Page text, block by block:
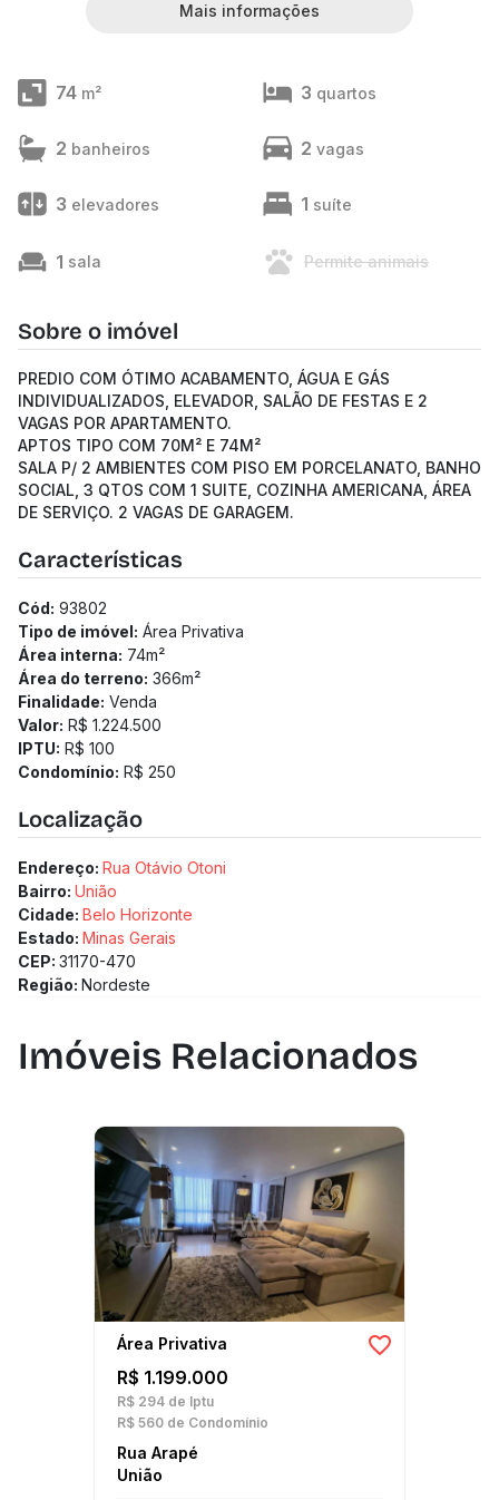
Mais informações
74 m² 3 quartos
2 banheiros 2 vagas
3 elevadores 1 suíte
1 sala Permite animais
Sobre o imóvel
PREDIO COM ÓTIMO ACABAMENTO, ÁGUA E GÁS
INDIVIDUALIZADOS, ELEVADOR, SALÃO DE FESTAS E 2
VAGAS POR APARTAMENTO.
APTOS TIPO COM 70M² E 74M²
SALA P/ 2 AMBIENTES COM PISO EM PORCELANATO, BANHO
SOCIAL, 3 QTOS COM 1 SUITE, COZINHA AMERICANA, ÁREA
DE SERVIÇO. 2 VAGAS DE GARAGEM.
Características
Cód: 93802
Tipo de imóvel: Área Privativa
Área interna: 74m²
Área do terreno: 366m²
Finalidade: Venda
Valor: R$ 1.224.500
IPTU: R$ 100
Condomínio: R$ 250
Localização
Endereço: Rua Otávio Otoni
Bairro: União
Cidade: Belo Horizonte
Estado: Minas Gerais
CEP: 31170-470
Região: Nordeste
Imóveis Relacionados
Área Privativa
R$ 1.199.000
R$ 294 de Iptu
R$ 560 de Condomínio
Rua Arapé
União